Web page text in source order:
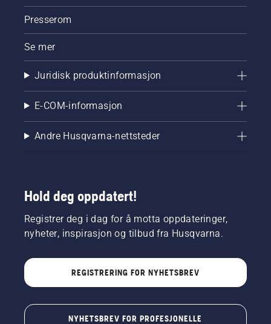
Presserom
Se mer
Juridisk produktinformasjon
E-COM-informasjon
Andre Husqvarna-nettsteder
Hold deg oppdatert!
Registrer deg i dag for å motta oppdateringer,
nyheter, inspirasjon og tilbud fra Husqvarna.
REGISTRERING FOR NYHETSBREV
NYHETSBREV FOR PROFESJONELLE